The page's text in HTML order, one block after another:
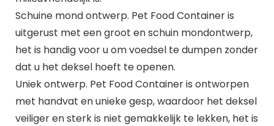
Schuine mond ontwerp. Pet Food Container is
uitgerust met een groot en schuin mondontwerp,
het is handig voor u om voedsel te dumpen zonder
dat u het deksel hoeft te openen.
Uniek ontwerp. Pet Food Container is ontworpen
met handvat en unieke gesp, waardoor het deksel
veiliger en sterk is niet gemakkelijk te lekken, het is